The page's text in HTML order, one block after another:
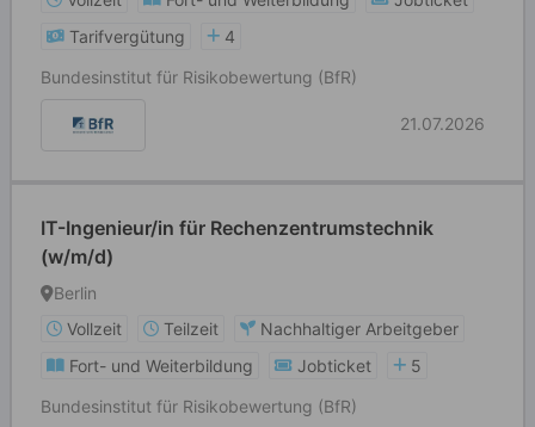
Tarifvergütung
4
Bundesinstitut für Risikobewertung (BfR)
21.07.2026
IT-Ingenieur/in für Rechenzentrumstechnik
(w/m/d)
Berlin
Vollzeit
Teilzeit
Nachhaltiger Arbeitgeber
Fort- und Weiterbildung
Jobticket
5
Bundesinstitut für Risikobewertung (BfR)